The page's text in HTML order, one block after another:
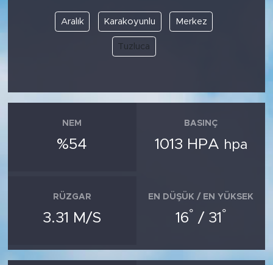
Aralık Karakoyunlu Merkez
Tuzluca
NEM
%54
BASINÇ
1013 HPA hpa
RÜZGAR
3.31 M/S
EN DÜŞÜK / EN YÜKSEK
16° / 31 °
POLİTİKA
KÜLTÜR SANAT
TARİH
SAĞLIK